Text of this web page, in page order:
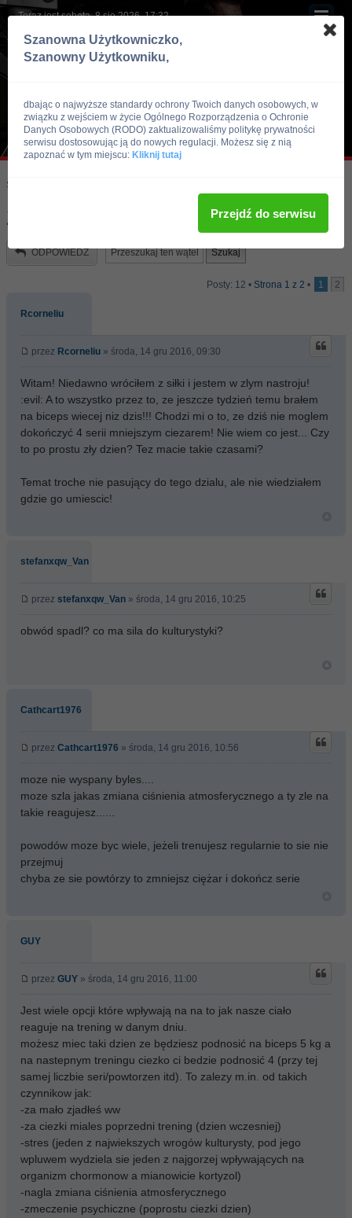
Teraz jest sobota, 8 sie 2026, 17:32
Skocz do:
Zle dni...
ODPOWIEDZ
Posty: 12 • Strona 1 z 2 • 1 2
Rcorneliu
przez Rcorneliu » środa, 14 gru 2016, 09:30
Witam! Niedawno wróciłem z siłki i jestem w zlym nastroju!
:evil: A to wszystko przez to, ze jeszcze tydzień temu brałem
na biceps wiecej niz dzis!!! Chodzi mi o to, ze dziś nie moglem
dokończyć 4 serii mniejszym ciezarem! Nie wiem co jest... Czy
to po prostu zły dzien? Tez macie takie czasami?
Temat troche nie pasujący do tego dzialu, ale nie wiedziałem
gdzie go umiescic!
stefanxqw_Van
przez stefanxqw_Van » środa, 14 gru 2016, 10:25
obwód spadl? co ma sila do kulturystyki?
Cathcart1976
przez Cathcart1976 » środa, 14 gru 2016, 10:56
moze nie wyspany byles....
moze szla jakas zmiana ciśnienia atmosferycznego a ty zle na
takie reagujesz......
powodów moze byc wiele, jeżeli trenujesz regularnie to sie nie
przejmuj
chyba ze sie powtórzy to zmniejsz ciężar i dokończ serie
GUY
przez GUY » środa, 14 gru 2016, 11:00
Jest wiele opcji które wpływają na na to jak nasze ciało
reaguje na trening w danym dniu.
możesz miec taki dzien ze będziesz podnosić na biceps 5 kg a
na nastepnym treningu ciezko ci bedzie podnosić 4 (przy tej
samej liczbie seri/powtorzen itd). To zalezy m.in. od takich
czynnikow jak:
-za mało zjadłeś ww
-za ciezki miales poprzedni trening (dzien wczesniej)
-stres (jeden z najwiekszych wrogów kulturysty, pod jego
wpluwem wydziela sie jeden z najgorzej wpływających na
organizm chormonow a mianowicie kortyzol)
-nagla zmiana ciśnienia atmosferycznego
-zmeczenie psychiczne (poprostu ciezki dzien)
Szanowna Użytkowniczko,
Szanowny Użytkowniku,
dbając o najwyższe standardy ochrony Twoich danych osobowych, w
związku z wejściem w życie Ogólnego Rozporządzenia o Ochronie
Danych Osobowych (RODO) zaktualizowaliśmy politykę prywatności
serwisu dostosowując ją do nowych regulacji. Możesz się z nią
zapoznać w tym miejscu: Kliknij tutaj
Przejdź do serwisu